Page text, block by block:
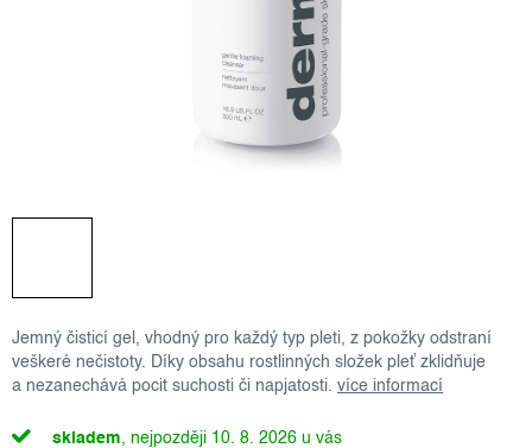
Jemný čisticí gel, vhodný pro každý typ pleti, z pokožky odstraní
veškeré nečistoty. Díky obsahu rostlinných složek pleť zklidňuje
a nezanechává pocit suchosti či napjatosti. více informací
skladem 10. 8. 2026